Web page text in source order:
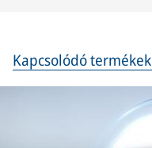
Kapcsolódó termékek